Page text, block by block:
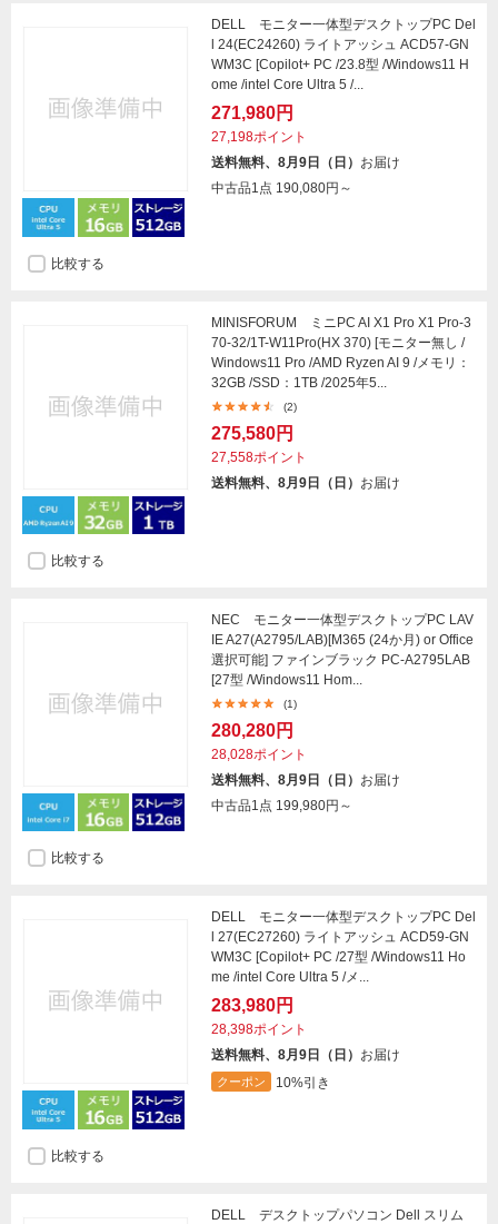
DELL モニター一体型デスクトップPC Del
l 24(EC24260) ライトアッシュ ACD57-GN
WM3C [Copilot+ PC /23.8型 /Windows11 H
ome /intel Core Ultra 5 /...
271,980円
27,198ポイント
送料無料、8月9日（日） お届け
中古品1点 190,080円～
比較する
MINISFORUM ミニPC AI X1 Pro X1 Pro-3
70-32/1T-W11Pro(HX 370) [モニター無し /
Windows11 Pro /AMD Ryzen AI 9 /メモリ：
32GB /SSD：1TB /2025年5...
(2)
275,580円
27,558ポイント
送料無料、8月9日（日） お届け
比較する
NEC モニター一体型デスクトップPC LAV
IE A27(A2795/LAB)[M365 (24か月) or Office
選択可能] ファインブラック PC-A2795LAB
[27型 /Windows11 Hom...
(1)
280,280円
28,028ポイント
送料無料、8月9日（日） お届け
中古品1点 199,980円～
比較する
DELL モニター一体型デスクトップPC Del
l 27(EC27260) ライトアッシュ ACD59-GN
WM3C [Copilot+ PC /27型 /Windows11 Ho
me /intel Core Ultra 5 /メ...
283,980円
28,398ポイント
送料無料、8月9日（日） お届け
クーポン 10%引き
比較する
DELL デスクトップパソコン Dell スリム